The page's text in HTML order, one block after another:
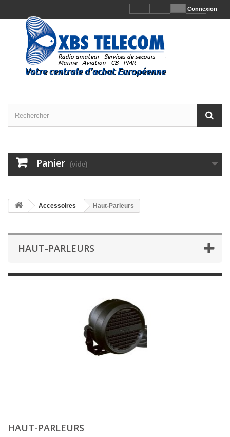
Connexion
Panier (vide)
Accessoires Haut-Parleurs
HAUT-PARLEURS
HAUT-PARLEURS